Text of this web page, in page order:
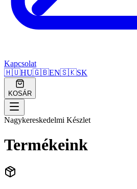
Kapcsolat
🇭🇺HU🇬🇧EN🇸🇰SK
KOSÁR
Nagykereskedelmi Készlet
Termékeink